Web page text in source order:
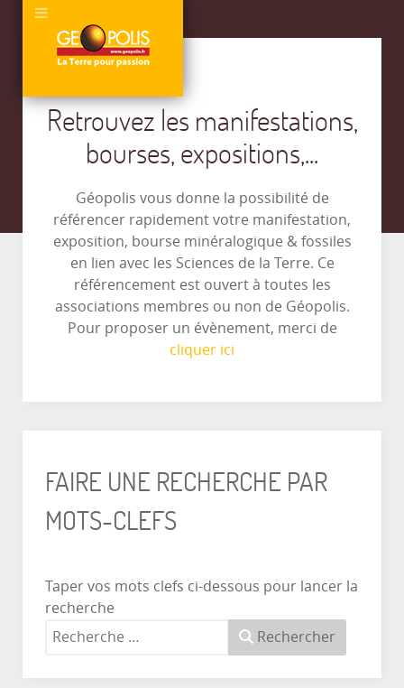
Retrouvez les manifestations,
bourses, expositions,...
Géopolis vous donne la possibilité de
référencer rapidement votre manifestation,
exposition, bourse minéralogique & fossiles
en lien avec les Sciences de la Terre. Ce
référencement est ouvert à toutes les
associations membres ou non de Géopolis.
Pour proposer un évènement, merci de
cliquer ici
FAIRE UNE RECHERCHE PAR
MOTS-CLEFS
Taper vos mots clefs ci-dessous pour lancer la
recherche
Rechercher